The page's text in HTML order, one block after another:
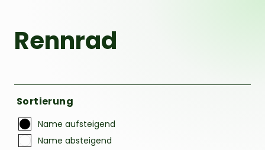
Rennrad
Sortierung
Name aufsteigend
Name absteigend